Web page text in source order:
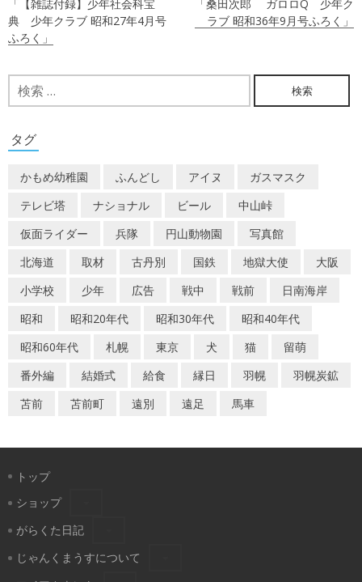
稿
ナ
ビ
ゲ
ー
ン
「【雑誌付録】少年社会科宝
典 少年クラブ 昭和27年4月号
ふろく」
「桑田次郎 ガロロQ 少年ク
ラブ 昭和36年9月号ふろく」
検
索:
タグ
かもめ幼稚園 ふんどし アイヌ
ガスマスク
テレビ塔
ナショナル ビール
中山峠
仮面ライダー
兵隊 円山動物園
写真館
北海道
取材 古丹別 国鉄 地獄大使
大阪
小学校
少年 広告 戦中 戦前
日南海岸
昭和
昭和20年代 昭和30年代
昭和40年代
昭和60年代
札幌 東京 犬 猫
留萌
番外編
結婚式 給食 縁日 羽幌
羽幌炭鉱
苫前
苫前町 遠別 遠足 馬車
トップ
ショップ
がらくた日記
じゃんくまうすについて